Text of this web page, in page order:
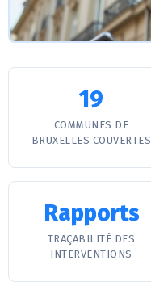
19
COMMUNES DE
BRUXELLES COUVERTES
Rapports
TRAÇABILITÉ DES
INTERVENTIONS